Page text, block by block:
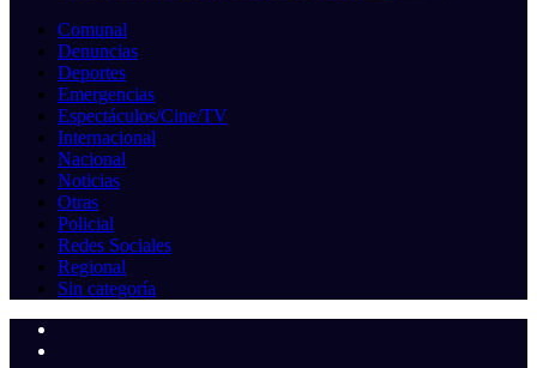
Comunal
Denuncias
Deportes
Emergencias
Espectáculos/Cine/TV
Internacional
Nacional
Noticias
Otras
Policial
Redes Sociales
Regional
Sin categoría